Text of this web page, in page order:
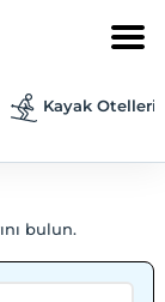
Kayak Otelleri
bulun.